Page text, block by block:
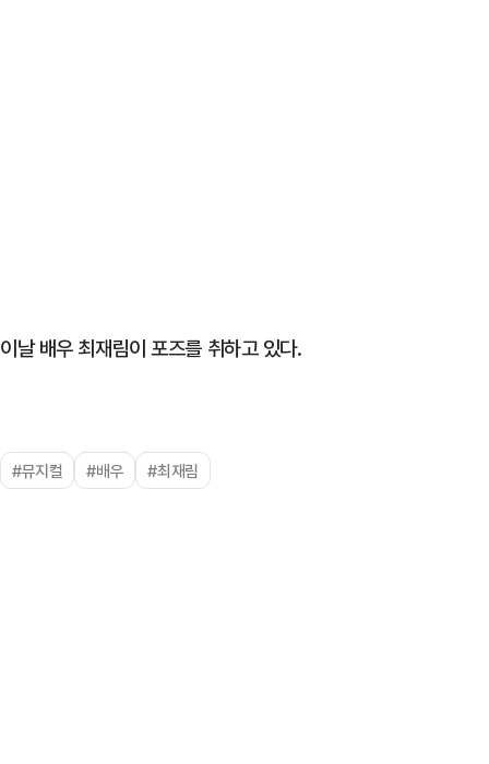
이날 배우 최재림이 포즈를 취하고 있다.
#뮤지컬 #배우 #최재림